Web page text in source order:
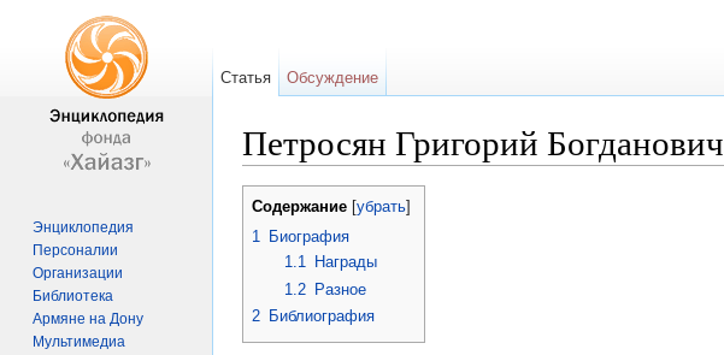
Петросян Григорий Богданович
Содержание убрать
1 Биография
1.1
Награды
1.2
Разное
2 Библиография
Статья Обсуждение
Энциклопедия
Персоналии
Организации
Библиотека
Армяне на Дону
Мультимедиа